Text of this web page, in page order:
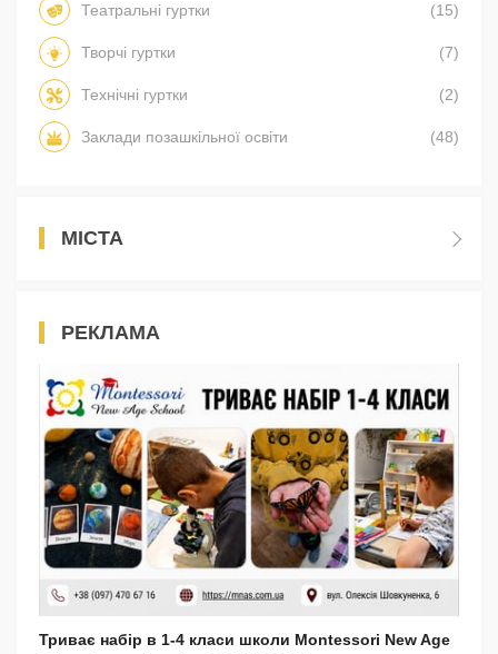
Театральні гуртки (15)
Творчі гуртки (7)
Технічні гуртки (2)
Заклади позашкільної освіти (48)
МІСТА
РЕКЛАМА
Триває набір в 1-4 класи школи Montessori New Age